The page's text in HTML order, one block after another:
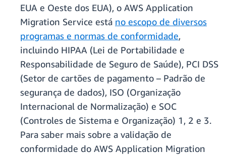
EUA e Oeste dos EUA), o AWS Application
Migration Service está no escopo de diversos
programas e normas de conformidade,
incluindo HIPAA (Lei de Portabilidade e
Responsabilidade de Seguro de Saúde), PCI DSS
(Setor de cartões de pagamento – Padrão de
segurança de dados), ISO (Organização
Internacional de Normalização) e SOC
(Controles de Sistema e Organização) 1, 2 e 3.
Para saber mais sobre a validação de
conformidade do AWS Application Migration